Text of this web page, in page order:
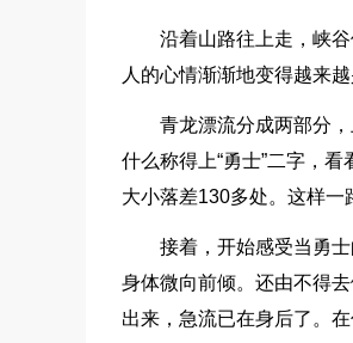
沿着山路往上走，峡
人的心情渐渐地变得越来
青龙漂流分成两部分
什么称得上“勇士”二字，
大小落差130多处。这样一
接着，开始感受当勇
身体微向前倾。还由不得
出来，急流已在身后了。